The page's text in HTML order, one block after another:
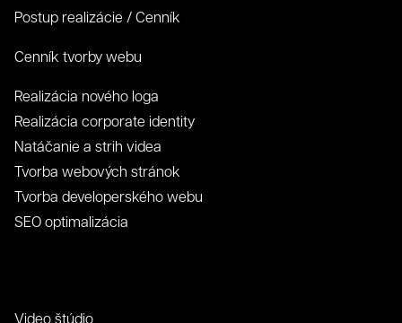
Postup realizácie / Cenník
Cenník tvorby webu
Realizácia nového loga
Realizácia corporate identity
Natáčanie a strih videa
Tvorba webových stránok
Tvorba developerského webu
SEO optimalizácia
Video štúdio